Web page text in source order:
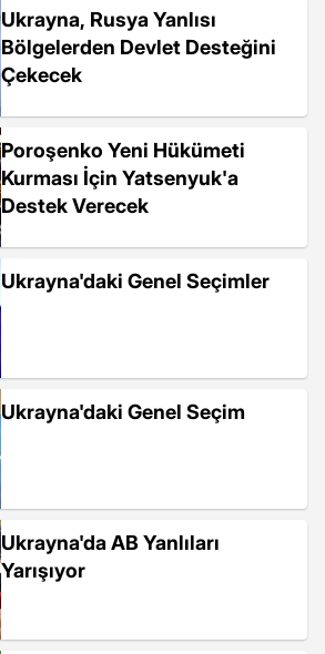
Ukrayna, Rusya Yanlısı
Bölgelerden Devlet Desteğini
Çekecek
Poroşenko Yeni Hükümeti
Kurması İçin Yatsenyuk'a
Destek Verecek
Ukrayna'daki Genel Seçimler
Ukrayna'daki Genel Seçim
Ukrayna'da AB Yanlıları
Yarışıyor